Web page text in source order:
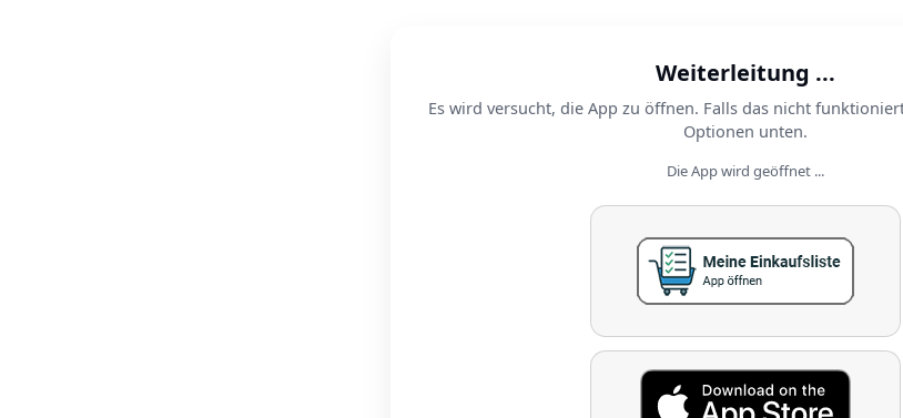
Weiterleitung ...
Es wird versucht, die App zu öffnen. Falls das nicht
Optionen unten.
Die App wird geöffnet ...